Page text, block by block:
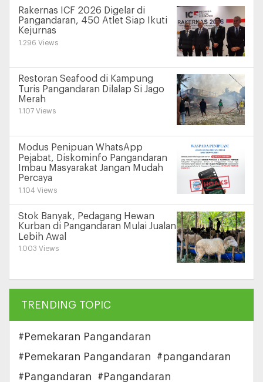
Rakernas ICF 2026 Digelar di
Pangandaran, 450 Atlet Siap Ikuti
Kejurnas
1.296 Views
Restoran Seafood di Kampung
Turis Pangandaran Dilalap Si Jago
Merah
1.107 Views
Modus Penipuan WhatsApp
Pejabat, Diskominfo Pangandaran
Imbau Masyarakat Jangan Mudah
Percaya
1.104 Views
Stok Banyak, Pedagang Hewan
Kurban di Pangandaran Mulai Jualan
Lebih Awal
1.003 Views
TRENDING TOPIC
#Pemekaran Pangandaran
#Pemekaran Pangandaran
#pangandaran
#Pangandaran
#Pangandaran